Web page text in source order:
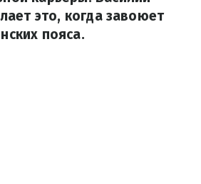
это, когда завоюет
пояса.